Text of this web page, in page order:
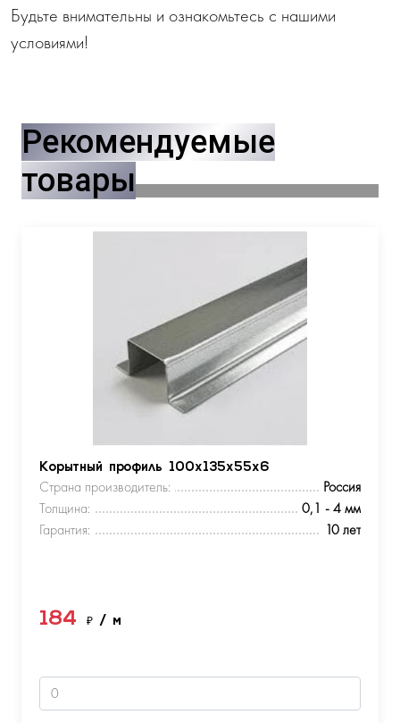
Будьте внимательны и ознакомьтесь с нашими
условиями!
Рекомендуемые
товары
Корытный профиль 100х135х55х6
Страна производитель:
Россия
Толщина:
0,1 - 4 мм
Гарантия:
10 лет
184 ₽ / м